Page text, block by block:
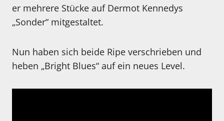
er mehrere Stücke auf Dermot Kennedys
„Sonder“ mitgestaltet.
Nun haben sich beide Ripe verschrieben und
heben „Bright Blues“ auf ein neues Level.